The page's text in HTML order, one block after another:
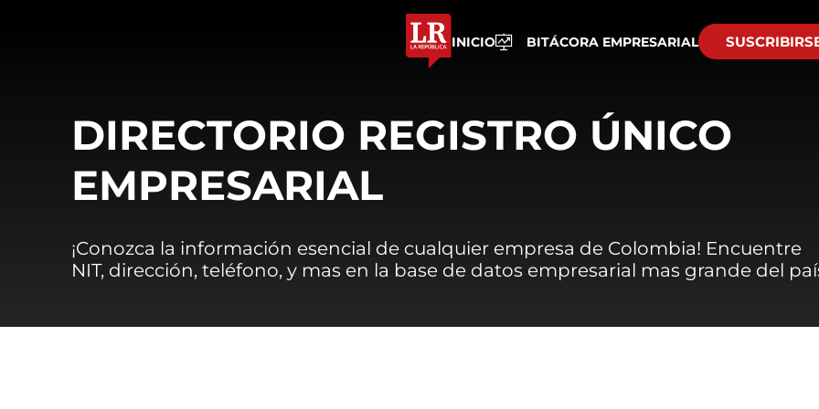
INICIO BITÁCORA EMPRESARIAL
DIRECTORIO REGISTRO ÚNICO
EMPRESARIAL
¡Conozca la información esencial de cualquier empresa de Colombia! Encuentre
NIT, dirección, teléfono, y mas en la base de datos empresarial mas grande del